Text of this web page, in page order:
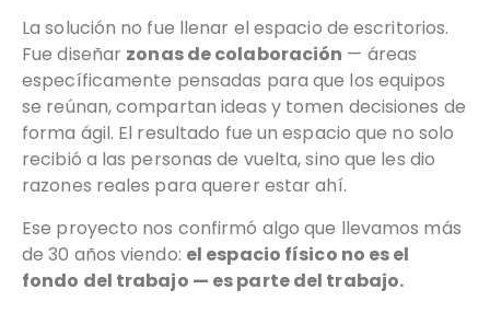
La solución no fue llenar el espacio de escritorios.
Fue diseñar zonas de colaboración — áreas
específicamente pensadas para que los equipos
se reúnan, compartan ideas y tomen decisiones de
forma ágil. El resultado fue un espacio que no solo
recibió a las personas de vuelta, sino que les dio
razones reales para querer estar ahí.
Ese proyecto nos confirmó algo que llevamos más
de 30 años viendo: el espacio físico no es el
fondo del trabajo — es parte del trabajo.